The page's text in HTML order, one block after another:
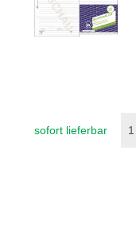
sofort lieferbar